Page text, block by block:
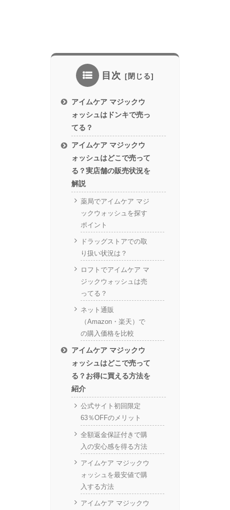
目次
アイムケア マジックウ
ォッシュはドンキで売っ
てる？
アイムケア マジックウ
ォッシュはどこで売って
る？実店舗の販売状況を
解説
薬局でアイムケア マジ
ックウォッシュを探す
ポイント
ドラッグストアでの取
り扱い状況は？
ロフトでアイムケア マ
ジックウォッシュは売
ってる？
ネット通販
（Amazon・楽天）で
の購入価格を比較
アイムケア マジックウ
ォッシュはどこで売って
る？お得に買える方法を
紹介
公式サイト初回限定
63％OFFのメリット
全額返金保証付きで購
入の安心感を得る方法
アイムケア マジックウ
ォッシュを最安値で購
入する方法
アイムケア マジックウ